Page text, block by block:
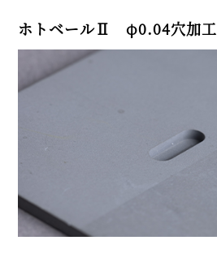
ホトベールⅡ φ0.04穴加工